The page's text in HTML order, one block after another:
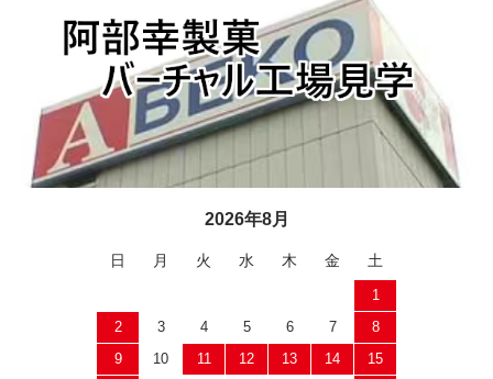
2026年8月
日 月 火 水 木 金 土
1
2
3 4 5 6 7
8
9
10 11 12 13 14
15